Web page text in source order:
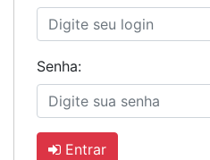
Senha:
Entrar